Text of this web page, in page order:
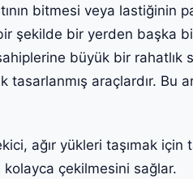
bitmesi veya lastiğinin
şekilde bir yerden başka
büyük bir rahatlık
tasarlanmış araçlardır. Bu
ağır yükleri taşımak için
kolayca çekilmesini sağlar.